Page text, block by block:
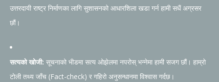
उत्तरदायी राष्ट्र निर्माणका लागि सुशासनको आधारशिला खडा गर्न हामी सधैं अग्रसर
छौं।
सत्यको खोजी: सूचनाको भीडमा सत्य ओझेलमा नपरोस् भन्नेमा हामी सजग छौं। हाम्रो
टोली तथ्य जाँच (Fact-check) र गहिरो अनुसन्धानमा विश्वास गर्दछ।